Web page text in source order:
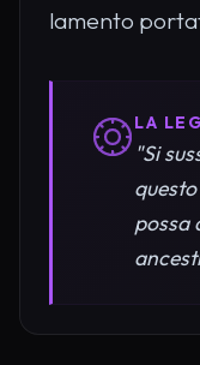
lamento
LA
"Si
possa